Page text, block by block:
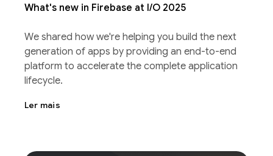
What's new in Firebase at I/O 2025
We shared how we're helping you build the next
generation of apps by providing an end-to-end
platform to accelerate the complete application
lifecycle.
Ler mais